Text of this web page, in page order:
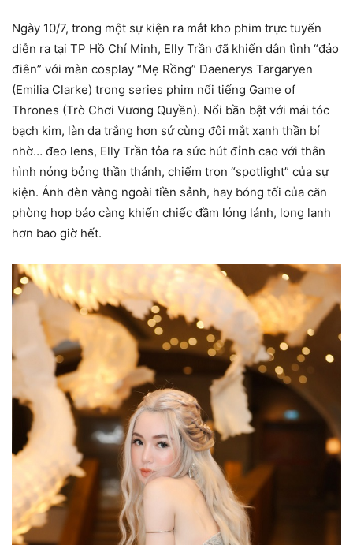
Ngày 10/7, trong một sự kiện ra mắt kho phim trực tuyến
diễn ra tại TP Hồ Chí Minh, Elly Trần đã khiến dân tình “đảo
điên” với màn cosplay “Mẹ Rồng” Daenerys Targaryen
(Emilia Clarke) trong series phim nổi tiếng Game of
Thrones (Trò Chơi Vương Quyền). Nổi bần bật với mái tóc
bạch kim, làn da trắng hơn sứ cùng đôi mắt xanh thần bí
nhờ… đeo lens, Elly Trần tỏa ra sức hút đỉnh cao với thân
hình nóng bỏng thần thánh, chiếm trọn “spotlight” của sự
kiện. Ánh đèn vàng ngoài tiền sảnh, hay bóng tối của căn
phòng họp báo càng khiến chiếc đầm lóng lánh, long lanh
hơn bao giờ hết.